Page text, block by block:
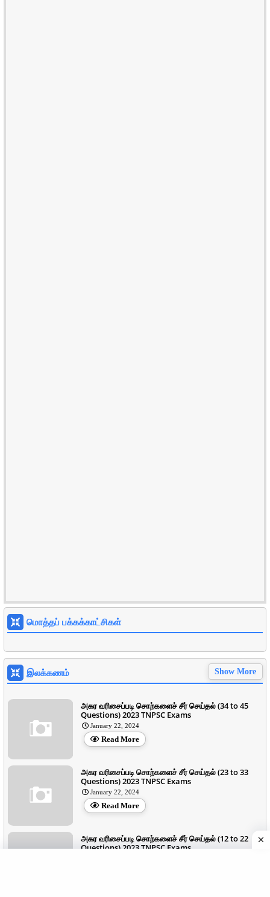
மொத்தப் பக்கக்காட்சிகள்
இலக்கணம் Show More
அகர வரிசைப்படி சொற்களைச் சீர் செய்தல் (34 to 45
Questions) 2023 TNPSC Exams
January 22, 2024
Read More
அகர வரிசைப்படி சொற்களைச் சீர் செய்தல் (23 to 33
Questions) 2023 TNPSC Exams
January 22, 2024
Read More
அகர வரிசைப்படி சொற்களைச் சீர் செய்தல் (12 to 22
Questions) 2023 TNPSC Exams